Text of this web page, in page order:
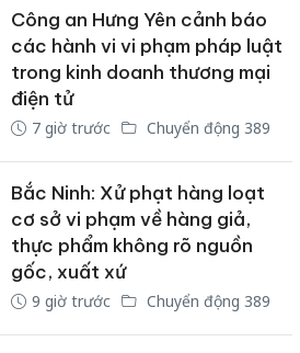
Công an Hưng Yên cảnh báo
các hành vi vi phạm pháp luật
trong kinh doanh thương mại
điện tử
7 giờ trước Chuyển động 389
Bắc Ninh: Xử phạt hàng loạt
cơ sở vi phạm về hàng giả,
thực phẩm không rõ nguồn
gốc, xuất xứ
9 giờ trước Chuyển động 389